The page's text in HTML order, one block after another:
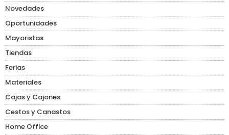
Novedades
Oportunidades
Mayoristas
Tiendas
Ferias
Materiales
Cajas y Cajones
Cestos y Canastos
Home Office